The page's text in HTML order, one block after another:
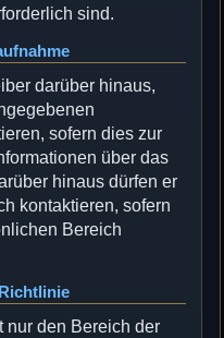
sind.
darüber hinaus,
sofern dies zur
über das
hinaus dürfen er
kontaktieren, sofern
Bereich
nur den Bereich der